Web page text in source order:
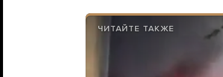
ЧИТАЙТЕ ТАКЖЕ